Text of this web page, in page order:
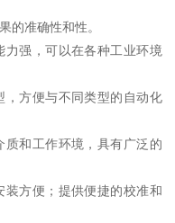
的准确性和性。
力强，可以在各种工业环境
，方便与不同类型的自动化
和工作环境，具有广泛的
方便；提供便捷的校准和